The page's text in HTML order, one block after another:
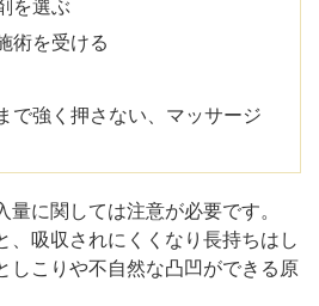
を選ぶ
術を受ける
で強く押さない、マッサージ
量に関しては注意が必要です。
、吸収されにくくなり長持ちはし
しこりや不自然な凸凹ができる原